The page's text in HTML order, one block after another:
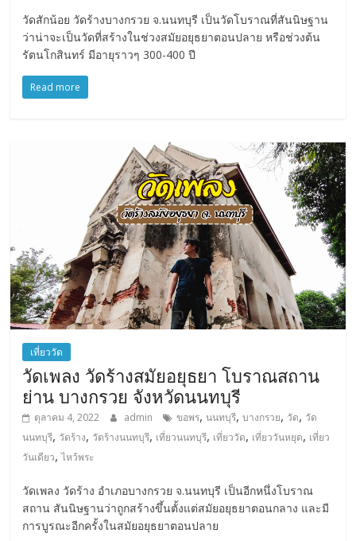
วัดสักน้อย วัดร้างบางกรวย จ.นนทบุรี เป็นวัดโบราณที่สันนิษฐาน
ว่าน่าจะเป็นวัดที่สร้างในช่วงสมัยอยุธยาตอนปลาย หรือช่วงต้น
รัตนโกสินทร์ มีอายุราวๆ 300-400 ปี
Read more
เที่ยววัด
วัดเพลง วัดร้างสมัยอยุธยา โบราณสถาน
ย่าน บางกรวย จังหวัดนนทบุรี
ตุลาคม 4, 2022 admin ขอพร,นนทบุรี,บางกรวย, วัด, วัด
นนทบุรี, วัดร้าง, วัดร้างนนทบุรี, เที่ยวนนทบุรี, เที่ยววัด, เที่ยววันหยุด, เที่ยว
วันเดียว,ไหว้พระ
วัดเพลง วัดร้าง อำเภอบางกรวย จ.นนทบุรี เป็นอีกหนึ่งโบราณ
สถาน สันนิษฐานว่าถูกสร้างขึ้นตั้งแต่สมัยอยุธยาตอนกลาง และมี
การบูรณะอีกครั้งในสมัยอยุธยาตอนปลาย